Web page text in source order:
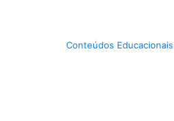
Conteúdos Educacionais